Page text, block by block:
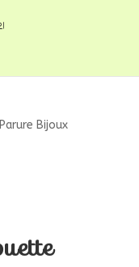
Bijoux